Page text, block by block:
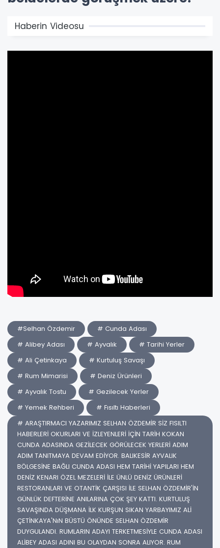
Haberin Videosu
#Selhan Özdemir
# Cunda Adası
# Alibey Adası
# Ayvalık
# Tarihi Yerler
# Ali Çetinkaya
# Kurtuluş Savaşı
# Rum Mimarisi
# Deniz Ürünleri
# Ayvalık Tostu
# Gezilecek Yerler
# Yemek Rehberi
# Fısıltı Haberleri
# ARAŞTIRMACI YAZARIMIZ SELHAN ÖZDEMİR SİZ FISILTI
HABERLERİ OKURLARI VE İZLEYENLERİ İÇİN TARİH KOKAN
CUNDA ADASINDA GEZİLECEK GÖRÜLECEK YERLERİ ADIM
ADIM TANITMAYA DEVAM EDİYOR. BALIKESİR AYVALIK
BÖLGESİNE BAĞLI CUNDA ADASI HEM TARİHİ YAPILARI HEM
DENİZ KENARI ÖZEL MEZELERİ İLE ÜNLÜ DENİZ ÜRÜNLERİ
RESTORANLARI VE OTANTİK ÇARŞISI İLE SELHAN ÖZDEMİR'İN
GÜNLÜK DEFTERİNE ANILARINA ÇOK ŞEY KATTI. KURTULUŞ
SAVAŞINDA DÜŞMANA İLK KURŞUN SIKAN YARBAYIMIZ ALİ
ÇETİNKAYA'NıN BÜSTÜ ÖNÜNDE SELHAN ÖZDEMİR
DUYGULANDI. RUMLARIN ADAYI TERKETMESİYLE CUNDA ADASI
ALİBEY ADASI ADINI BU OLAYDAN SONRA ALIYOR. RUM